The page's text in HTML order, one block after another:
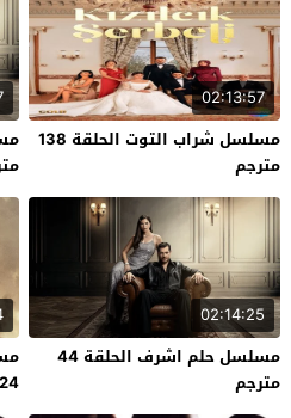
02:13:57
مسلسل شراب التوت الحلقة 138
مترجم
02:14:25
مسلسل حلم اشرف الحلقة 44
مترجم
24 مترجم